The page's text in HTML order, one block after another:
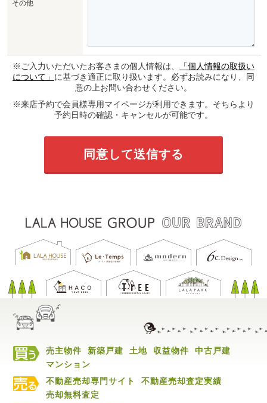
その他
※ご入力いただいたお客さまの個人情報は、
「個人情報の取扱い
について」 に基づき適正に取り扱います。必ずお読みになり、同
意の上お問い合わせください。
※来店予約で会員様専用マイページが利用できます。そちらより
予約日時の確認・キャンセルが可能です。
売主物件 新築戸建 土地 収益物件
中古戸建
マンション
不動産売却専門サイト
不動産売却査定実績
売却無料査定